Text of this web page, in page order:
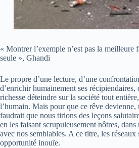
« Montrer l’exemple n’est pas la meilleure
seule », Ghandi
Le propre d’une lecture, d’une
d’enrichir humainement ses récipiendaires,
richesse déteindre sur la société tout
l’humain. Mais pour que ce rêve
faudrait que nous tirions des leçons
en les faisant scrupuleusement nôtres,
avec nos semblables. A ce titre, les
opportunité inouïe.